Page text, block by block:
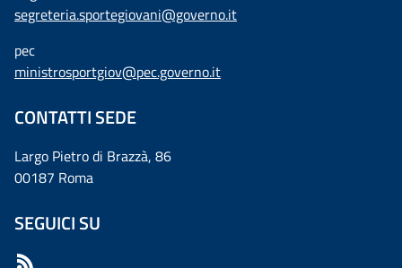
segreteria.sportegiovani@governo.it
pec
ministrosportgiov@pec.governo.it
CONTATTI SEDE
Largo Pietro di Brazzà, 86
00187 Roma
SEGUICI SU